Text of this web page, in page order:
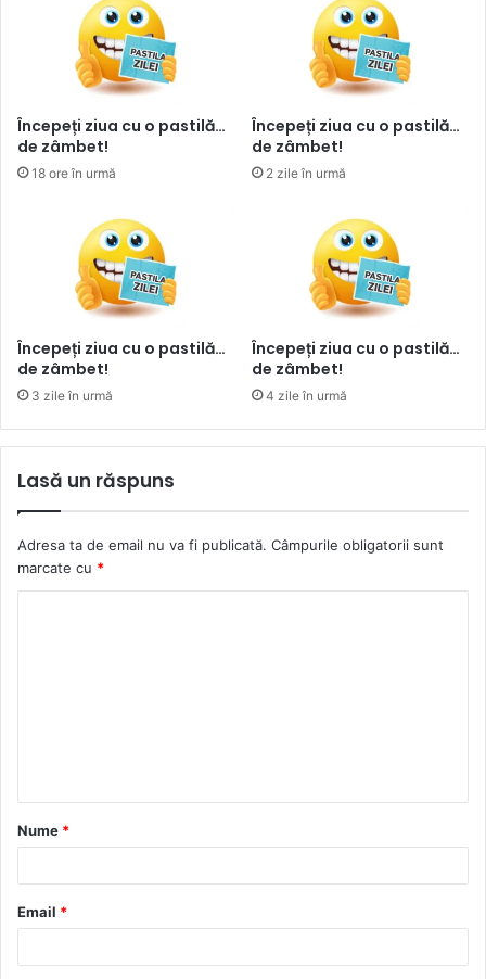
Începeți ziua cu o pastilă…
de zâmbet!
18 ore în urmă
Începeți ziua cu o pastilă…
de zâmbet!
2 zile în urmă
Începeți ziua cu o pastilă…
de zâmbet!
3 zile în urmă
Începeți ziua cu o pastilă…
de zâmbet!
4 zile în urmă
Lasă un răspuns
Adresa ta de email nu va fi publicată. Câmpurile obligatorii sunt
marcate cu *
a
r
*
Nume *
Email *